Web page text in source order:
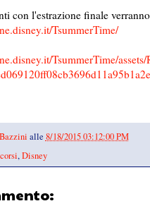
con l'estrazione finale
TsummerTime/
TsummerTime/assets/
alle 8/18/2015 03:12:00 PM
,Disney